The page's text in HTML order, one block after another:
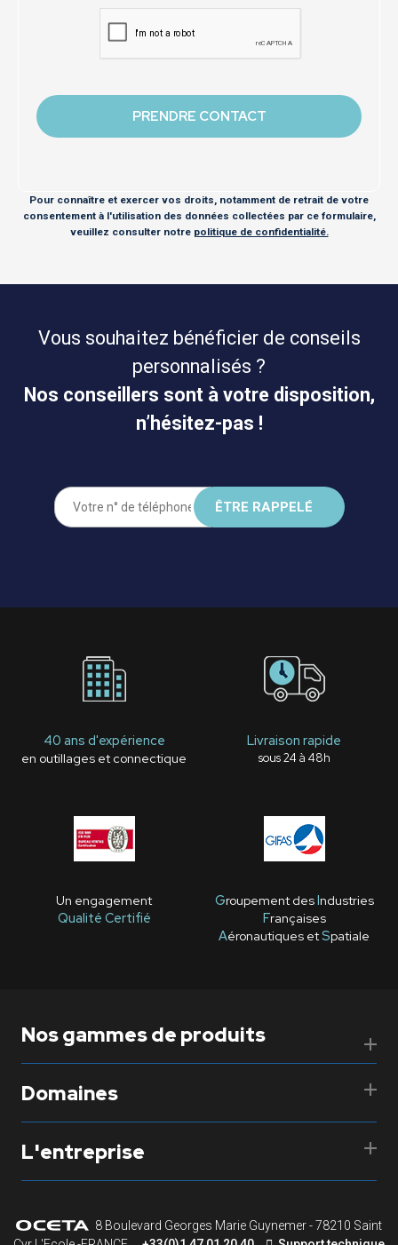
Pour connaître et exercer vos droits, notamment de retrait de votre
consentement à l'utilisation des données collectées par ce formulaire,
veuillez consulter notre politique de confidentialité.
Vous souhaitez bénéficier de conseils
personnalisés ?
Nos conseillers sont à votre disposition,
n’hésitez-pas !
40 ans d'expérience
en outillages et connectique
Livraison rapide
sous 24 à 48h
Un engagement
Qualité Certifié
Groupement desIndustries
Françaises
Aéronautiques etSpatiale
Nos gammes de produits
Domaines
L'entreprise
8 Boulevard Georges Marie Guynemer - 78210 Saint